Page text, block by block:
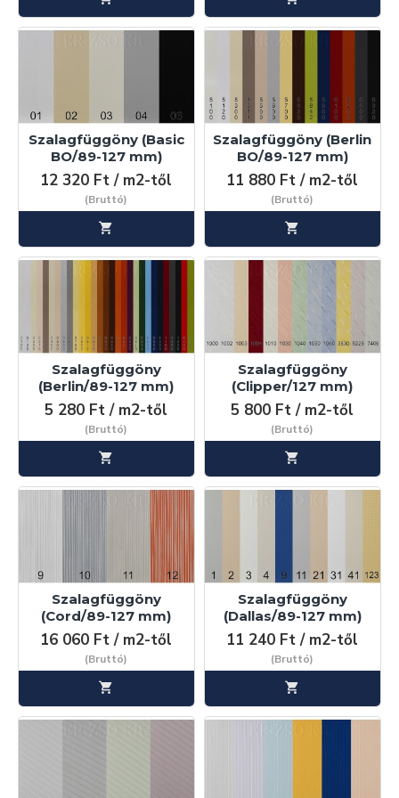
keressen elérhetőségünk egyikén melyet a "Kapcsolat"
Szalagfüggöny (Basic
BO/89-127 mm)
12 320 Ft / m2-től
(Bruttó)
Szalagfüggöny (Berlin
BO/89-127 mm)
11 880 Ft / m2-től
(Bruttó)
Szalagfüggöny
(Berlin/89-127 mm)
5 280 Ft / m2-től
(Bruttó)
Szalagfüggöny
(Clipper/127 mm)
5 800 Ft / m2-től
(Bruttó)
Szalagfüggöny
(Cord/89-127 mm)
16 060 Ft / m2-től
(Bruttó)
Szalagfüggöny
(Dallas/89-127 mm)
11 240 Ft / m2-től
(Bruttó)